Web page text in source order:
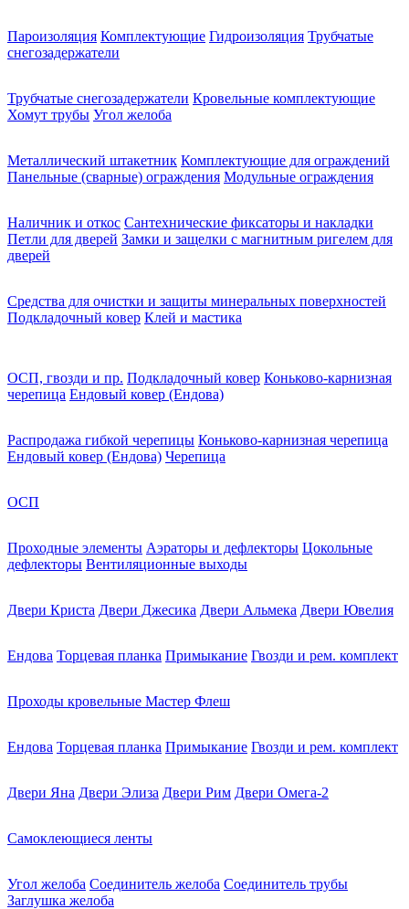
Пароизоляция Комплектующие Гидроизоляция Трубчатые
снегозадержатели
Трубчатые снегозадержатели Кровельные комплектующие
Хомут трубы Угол желоба
Металлический штакетник Комплектующие для ограждений
Панельные (сварные) ограждения Модульные ограждения
Наличник и откос Сантехнические фиксаторы и накладки
Петли для дверей Замки и защелки с магнитным ригелем для
дверей
Средства для очистки и защиты минеральных поверхностей
Подкладочный ковер Клей и мастика
ОСП, гвозди и пр. Подкладочный ковер Коньково-карнизная
черепица Ендовый ковер (Ендова)
Распродажа гибкой черепицы Коньково-карнизная черепица
Ендовый ковер (Ендова) Черепица
ОСП
Проходные элементы Аэраторы и дефлекторы Цокольные
дефлекторы Вентиляционные выходы
Двери Криста Двери Джесика Двери Альмека Двери Ювелия
Ендова Торцевая планка Примыкание Гвозди и рем. комплект
Проходы кровельные Мастер Флеш
Ендова Торцевая планка Примыкание Гвозди и рем. комплект
Двери Яна Двери Элиза Двери Рим Двери Омега-2
Самоклеющиеся ленты
Угол желоба Соединитель желоба Соединитель трубы
Заглушка желоба